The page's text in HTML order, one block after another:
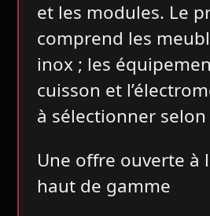
et les modules. Le
comprend les
inox ; les
cuisson et
à sélectionner selon
Une offre ouverte à
haut de gamme